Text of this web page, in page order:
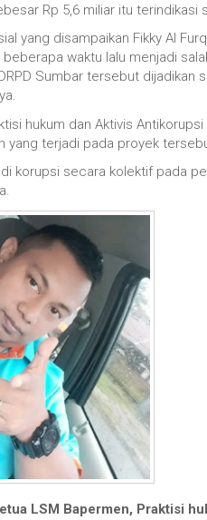
Rp 5,6 miliar itu terindikasi
yang disampaikan Fikky Al
waktu lalu menjadi
Sumbar tersebut
hukum dan Aktivis
yang terjadi pada proyek
korupsi secara kolektif pada
LSM Bapermen, Praktisi